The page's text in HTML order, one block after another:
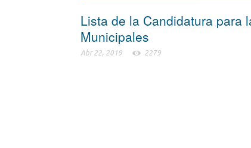
Lista de la Candidatura para
Municipales
Abr 22, 2019 2279